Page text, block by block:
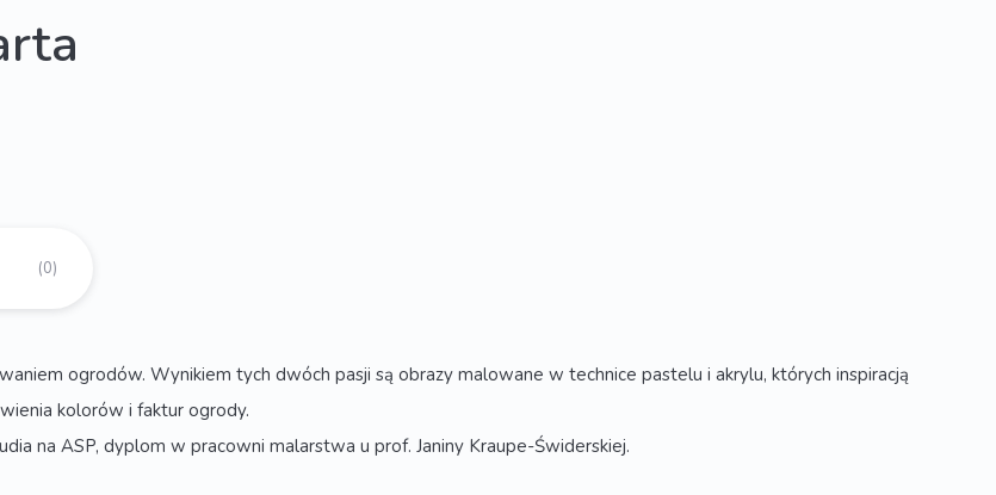
(0)
ogrodów. Wynikiem tych dwóch pasji są obrazy malowane w technice pastelu i akrylu, których inspiracją
kolorów i faktur ogrody.
na ASP, dyplom w pracowni malarstwa u prof. Janiny Kraupe-Świderskiej.